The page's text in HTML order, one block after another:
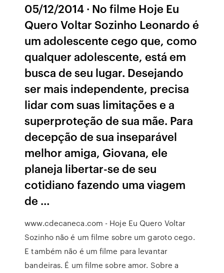
05/12/2014 · No filme Hoje Eu
Quero Voltar Sozinho Leonardo é
um adolescente cego que, como
qualquer adolescente, está em
busca de seu lugar. Desejando
ser mais independente, precisa
lidar com suas limitações e a
superproteção de sua mãe. Para
decepção de sua inseparável
melhor amiga, Giovana, ele
planeja libertar-se de seu
cotidiano fazendo uma viagem
de …
www.cdecaneca.com - Hoje Eu Quero Voltar
Sozinho não é um filme sobre um garoto cego.
E também não é um filme para levantar
bandeiras. É um filme sobre amor. Sobre a